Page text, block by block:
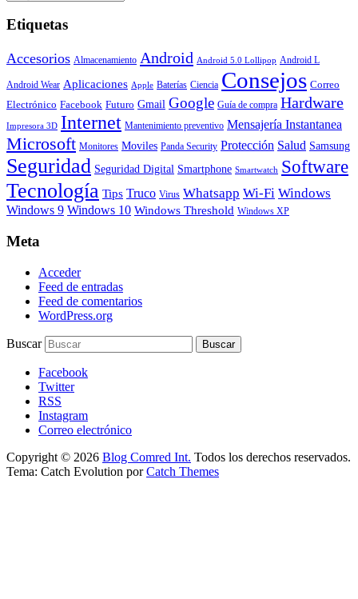
Etiquetas
Accesorios Almacenamiento Android Android 5.0 Lollipop Android L
Android Wear Aplicaciones Apple Baterías Ciencia Consejos Correo
Electrónico Facebook Futuro Gmail Google Guía de compra Hardware
Impresora 3D Internet Mantenimiento preventivo Mensajería Instantanea
Microsoft Monitores Moviles Panda Security Protección Salud Samsung
Seguridad Seguridad Digital Smartphone Smartwatch Software
Tecnología Tips Truco Virus Whatsapp Wi-Fi Windows
Windows 9 Windows 10 Windows Threshold Windows XP
Meta
Acceder
Feed de entradas
Feed de comentarios
WordPress.org
Buscar
Facebook
Twitter
RSS
Instagram
Correo electrónico
Copyright © 2026 Blog Comred Int. Todos los derechos reservados.
Tema: Catch Evolution porCatch Themes